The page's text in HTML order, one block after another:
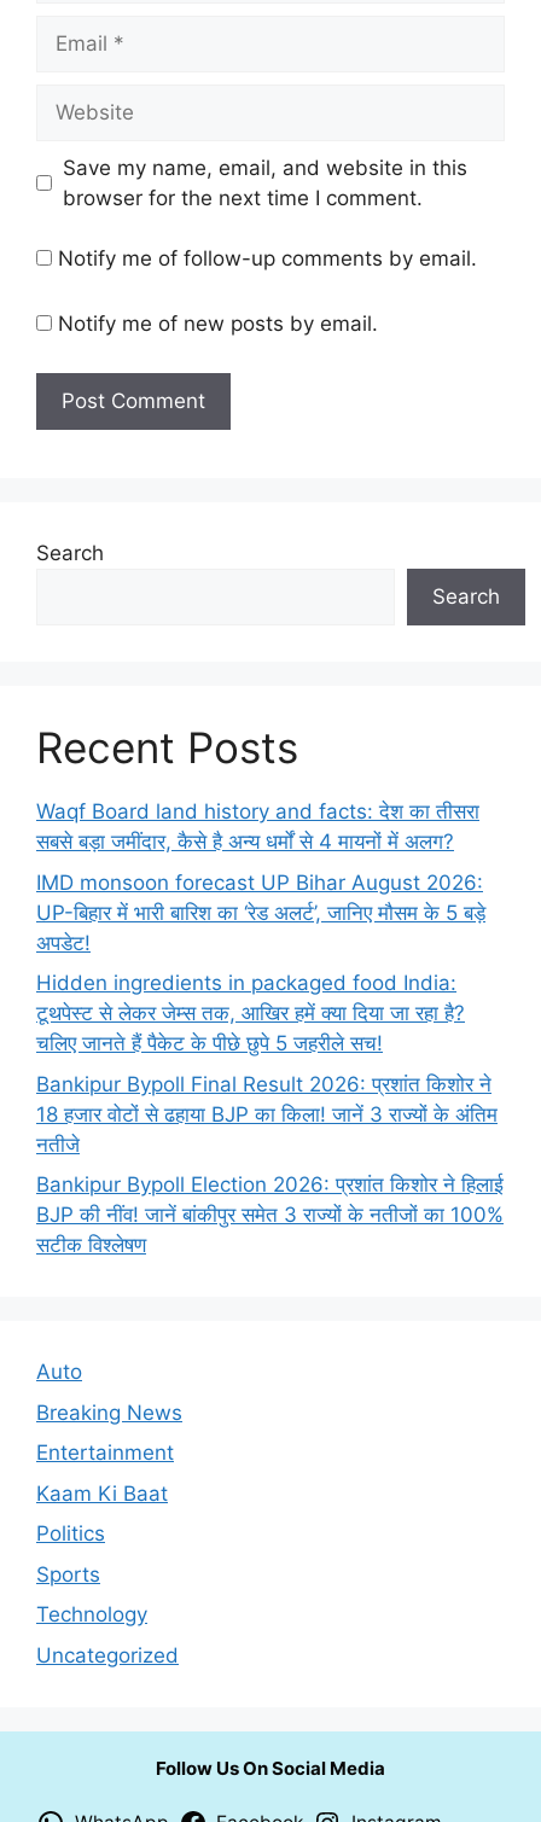
Save my name, email, and website in this
browser for the next time I comment.
Notify me of follow-up comments by email.
Notify me of new posts by email.
Search
Search
Recent Posts
Waqf Board land history and facts: देश का तीसरा
सबसे बड़ा जमींदार, कैसे है अन्य धर्मों से 4 मायनों में अलग?
IMD monsoon forecast UP Bihar August 2026:
UP-बिहार में भारी बारिश का ‘रेड अलर्ट’, जानिए मौसम के 5 बड़े
अपडेट!
Hidden ingredients in packaged food India:
टूथपेस्ट से लेकर जेम्स तक, आखिर हमें क्या दिया जा रहा है?
चलिए जानते हैं पैकेट के पीछे छुपे 5 जहरीले सच!
Bankipur Bypoll Final Result 2026: प्रशांत किशोर ने
18 हजार वोटों से ढहाया BJP का किला! जानें 3 राज्यों के अंतिम
नतीजे
Bankipur Bypoll Election 2026: प्रशांत किशोर ने हिलाई
BJP की नींव! जानें बांकीपुर समेत 3 राज्यों के नतीजों का 100%
सटीक विश्लेषण
Auto
Breaking News
Entertainment
Kaam Ki Baat
Politics
Sports
Technology
Uncategorized
Follow Us On Social Media